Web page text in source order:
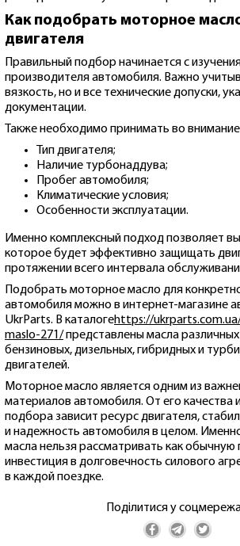
Как подобрать моторное
двигателя
Правильный подбор начинается с
производителя автомобиля. Важно
вязкость, но и все технические допуски,
документации.
Также необходимо принимать во
Тип двигателя;
Наличие турбонаддува;
Пробег автомобиля;
Климатические условия;
Особенности эксплуатации.
Именно комплексный подход позволяет
которое будет эффективно защищать
протяжении всего интервала
Подобрать моторное масло для
автомобиля можно в интернет-магазине
UkrParts. В каталогеhttps://
maslo-271/представлены масла
бензиновых, дизельных, гибридных и
двигателей.
Моторное масло является одним из
материалов автомобиля. От его качества
подбора зависит ресурс двигателя,
и надежность автомобиля в целом.
масла нельзя рассматривать как
инвестиция в долговечность силового
в каждой поездке.
Поділитися у